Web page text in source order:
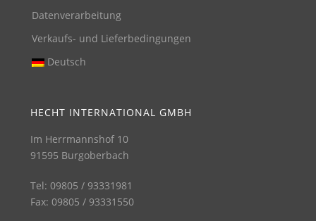
Datenverarbeitung
Verkaufs- und Lieferbedingungen
Deutsch
HECHT INTERNATIONAL GMBH
Im Herrmannshof 10
91595 Burgoberbach
Tel: 09805 / 93331981
Fax: 09805 / 93331550